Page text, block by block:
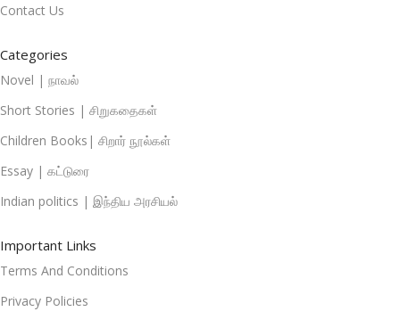
Contact Us
Categories
Novel | நாவல்
Short Stories | சிறுகதைகள்
Children Books| சிறார் நூல்கள்
Essay | கட்டுரை
Indian politics | இந்திய அரசியல்
Important Links
Terms And Conditions
Privacy Policies